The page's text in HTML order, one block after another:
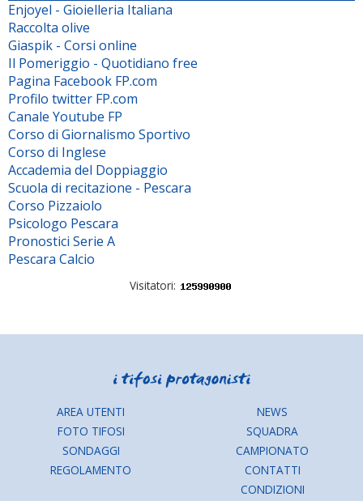
Enjoyel - Gioielleria Italiana
Raccolta olive
Giaspik - Corsi online
Il Pomeriggio - Quotidiano free
Pagina Facebook FP.com
Profilo twitter FP.com
Canale Youtube FP
Corso di Giornalismo Sportivo
Corso di Inglese
Accademia del Doppiaggio
Scuola di recitazione - Pescara
Corso Pizzaiolo
Psicologo Pescara
Pronostici Serie A
Pescara Calcio
Visitatori:
AREA UTENTI
FOTO TIFOSI
SONDAGGI
REGOLAMENTO
NEWS
SQUADRA
CAMPIONATO
CONTATTI
CONDIZIONI